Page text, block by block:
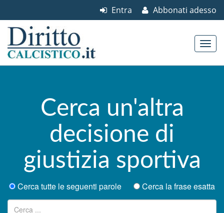
Abbonati adesso
Entra
Cerca un'altra
decisione di
giustizia sportiva
Cerca tutte le seguenti parole
Cerca la frase esatta
Ricerca per: